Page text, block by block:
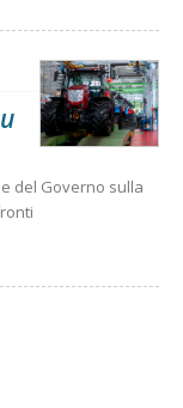
del Governo sulla